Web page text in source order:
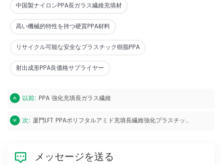
中国製ナイロンPPA長ガラス繊維充填材
高い機械的特性を持つ硬質PPA材料
リサイクル可能な安全なプラスチック樹脂PPA
射出成形PPA良価格サプライヤー
以前: PPA 強化充填長ガラス繊維
次: 厦門LFT PPAポリフタルアミド充填長繊維強化プラスチック樹脂
メッセージを送る